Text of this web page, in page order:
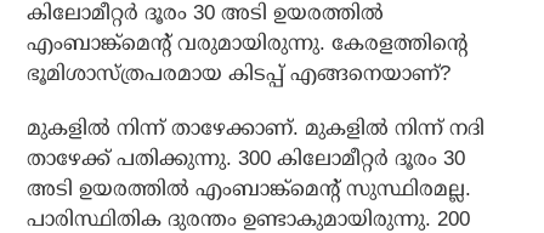
കിലോമീറ്റര്‍ ദൂരം 30 അടി ഉയരത്തില്‍
എംബാങ്ക്മെന്റ് വരുമായിരുന്നു. കേരളത്തിന്റെ
ഭൂമിശാസ്ത്രപരമായ കിടപ്പ് എങ്ങനെയാണ്?
മുകളില്‍ നിന്ന് താഴേക്കാണ്. മുകളില്‍ നിന്ന് നദി
താഴേക്ക് പതിക്കുന്നു. 300 കിലോമീറ്റര്‍ ദൂരം 30
അടി ഉയരത്തില്‍ എംബാങ്ക്മെന്റ് സുസ്ഥിരമല്ല.
പാരിസ്ഥിതിക ദുരന്തം ഉണ്ടാകുമായിരുന്നു. 200